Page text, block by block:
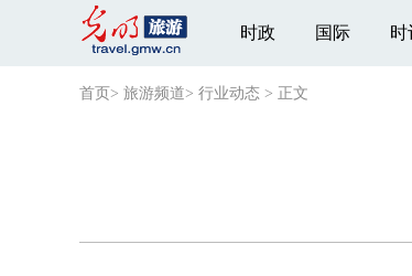
时政 国际 时
首页 > 旅游频道> 行业动态 > 正文